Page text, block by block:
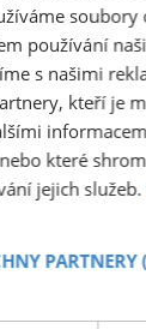
soubory
používání
s našimi
kteří je
které
jejich služeb.
PARTNERY